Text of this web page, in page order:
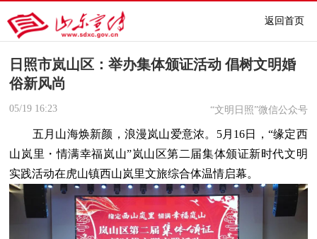
返回首页
日照市岚山区：举办集体颁证活动 倡树文明婚
俗新风尚
05/19 16:23 “文明日照”微信公众号
五月山海焕新颜，浪漫岚山爱意浓。5月16日，“缘定西
山岚里・情满幸福岚山”岚山区第二届集体颁证新时代文明
实践活动在虎山镇西山岚里文旅综合体温情启幕。